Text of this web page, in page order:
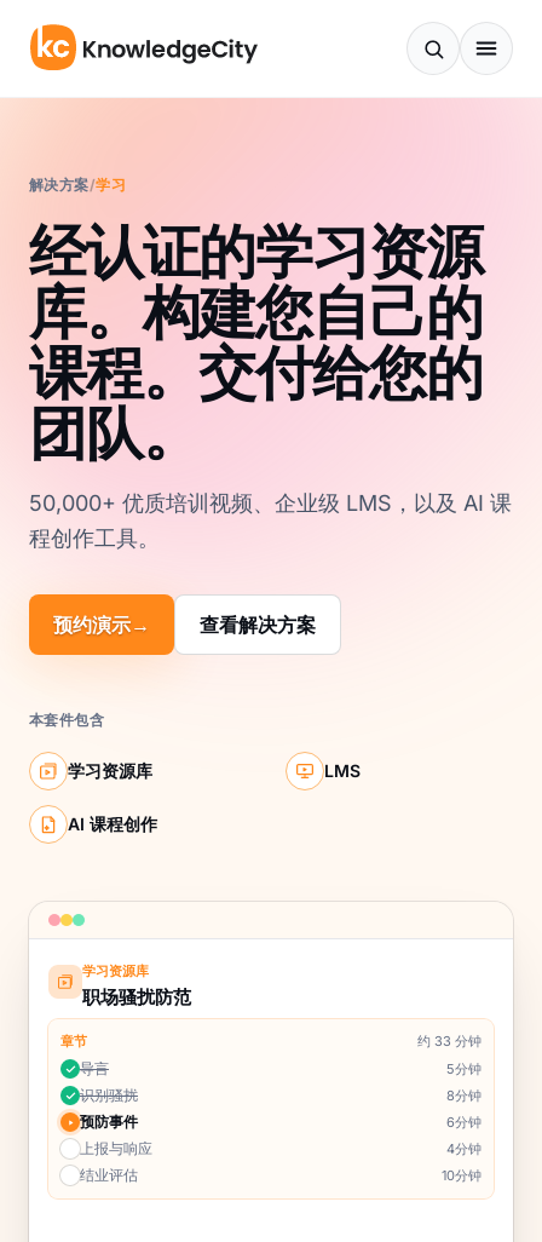
解决方案/学习
经认证的学习资源
库。构建您自己的
课程。交付给您的
团队。
50,000+ 优质培训视频、企业级 LMS，以及 AI 课
程创作工具。
预约演示→ 查看解决方案
本套件包含
学习资源库 LMS
AI 课程创作
学习资源库
职场骚扰防范
章节 约 33 分钟
导言 5分钟
识别骚扰 8分钟
预防事件 6分钟
上报与响应 4分钟
结业评估 10分钟